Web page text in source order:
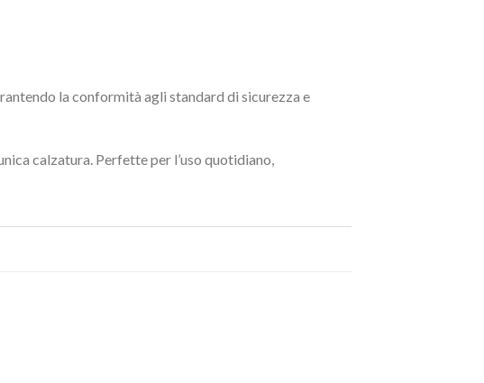
la conformità agli standard di sicurezza e
calzatura. Perfette per l’uso quotidiano,